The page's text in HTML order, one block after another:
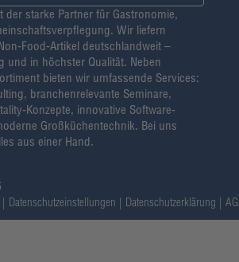
der starke Partner für Gastronomie,
Wir liefern
Food-Artikel deutschlandweit –
und in höchster Qualität. Neben
bieten wir umfassende Services:
branchenrelevante Seminare,
Konzepte, innovative Software-
Großküchentechnik. Bei uns
aus einer Hand.
Datenschutzeinstellungen Datenschutzerklärung